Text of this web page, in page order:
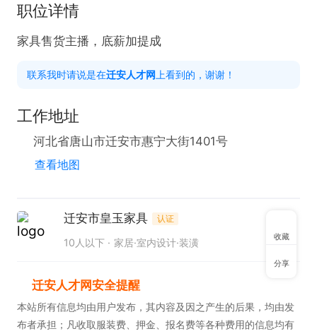
职位详情
家具售货主播，底薪加提成
联系我时请说是在迁安人才网 上看到的，谢谢！
工作地址
河北省唐山市迁安市惠宁大街1401号
查看地图
迁安市皇玉家具 认证
10人以下 家居·室内设计·装潢
迁安人才网安全提醒
本站所有信息均由用户发布，其内容及因之产生的后果，均由发
布者承担；凡收取服装费、押金、报名费等各种费用的信息均有
收藏
分享